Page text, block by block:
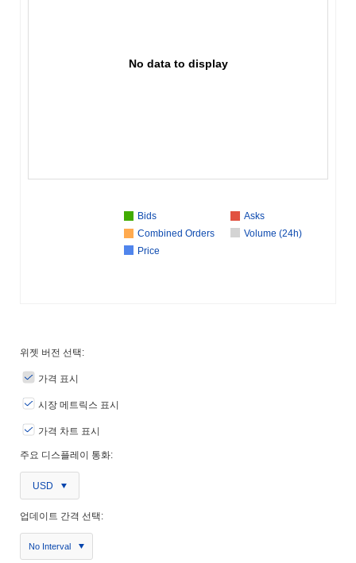
No data to display
Bids
Asks
Combined Orders
Volume (24h)
Price
위젯 버전 선택:
가격 표시
시장 메트릭스 표시
가격 차트 표시
주요 디스플레이 통화:
USD
업데이트 간격 선택:
No Interval